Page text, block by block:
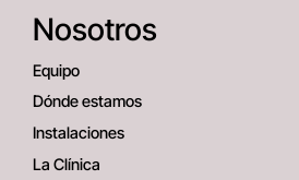
Nosotros
Equipo
Dónde estamos
Instalaciones
La Clínica